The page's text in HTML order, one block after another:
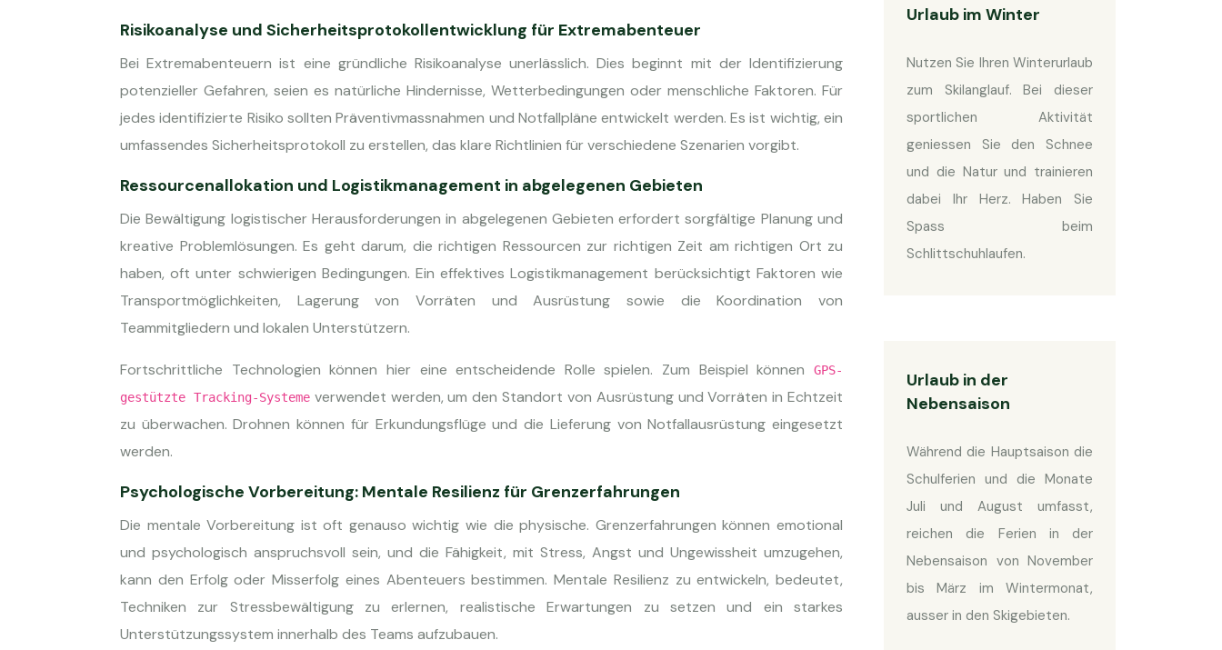
Risikoanalyse und Sicherheitsprotokollentwicklung für Extremabenteuer
Bei Extremabenteuern ist eine gründliche Risikoanalyse unerlässlich. Dies beginnt mit der Identifizierung
potenzieller Gefahren, seien es natürliche Hindernisse, Wetterbedingungen oder menschliche Faktoren. Für
jedes identifizierte Risiko sollten Präventivmassnahmen und Notfallpläne entwickelt werden. Es ist wichtig, ein
umfassendes Sicherheitsprotokoll zu erstellen, das klare Richtlinien für verschiedene Szenarien vorgibt.
Ressourcenallokation und Logistikmanagement in abgelegenen Gebieten
Die Bewältigung logistischer Herausforderungen in abgelegenen Gebieten erfordert sorgfältige Planung und
kreative Problemlösungen. Es geht darum, die richtigen Ressourcen zur richtigen Zeit am richtigen Ort zu
haben, oft unter schwierigen Bedingungen. Ein effektives Logistikmanagement berücksichtigt Faktoren wie
Transportmöglichkeiten, Lagerung von Vorräten und Ausrüstung sowie die Koordination von
Teammitgliedern und lokalen Unterstützern.
Fortschrittliche Technologien können hier eine entscheidende Rolle spielen. Zum Beispiel können
GPS-
gestützte Tracking-Systemeverwendet werden, um den Standort von Ausrüstung und Vorräten in Echtzeit
zu überwachen. Drohnen können für Erkundungsflüge und die Lieferung von Notfallausrüstung eingesetzt
werden.
Psychologische Vorbereitung: Mentale Resilienz für Grenzerfahrungen
Die mentale Vorbereitung ist oft genauso wichtig wie die physische. Grenzerfahrungen können emotional
und psychologisch anspruchsvoll sein, und die Fähigkeit, mit Stress, Angst und Ungewissheit umzugehen,
kann den Erfolg oder Misserfolg eines Abenteuers bestimmen. Mentale Resilienz zu entwickeln, bedeutet,
Techniken zur Stressbewältigung zu erlernen, realistische Erwartungen zu setzen und ein starkes
Unterstützungssystem innerhalb des Teams aufzubauen.
Urlaub im Winter
Nutzen Sie Ihren Winterurlaub
zum Skilanglauf. Bei dieser
sportlichen Aktivität
geniessen Sie den Schnee
und die Natur und trainieren
dabei Ihr Herz. Haben Sie
Spass beim
Schlittschuhlaufen.
Urlaub in der
Nebensaison
Während die Hauptsaison die
Schulferien und die Monate
Juli und August umfasst,
reichen die Ferien in der
Nebensaison von November
bis März im Wintermonat,
ausser in den Skigebieten.